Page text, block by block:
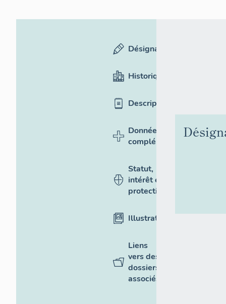
Désignation
Historique
Description
Données
complémentaires
Statut,
intérêt et
protection
Illustrations
Liens
vers des
dossiers
associés